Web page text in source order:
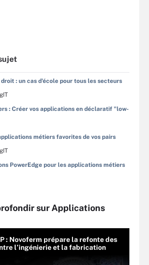
: un cas d'école pour tous les secteurs
: Créer vos applications en déclaratif "low-
métiers favorites de vos pairs
PowerEdge pour les applications métiers
sur Applications
: Novoferm prépare la refonte des
l’ingénierie et la fabrication